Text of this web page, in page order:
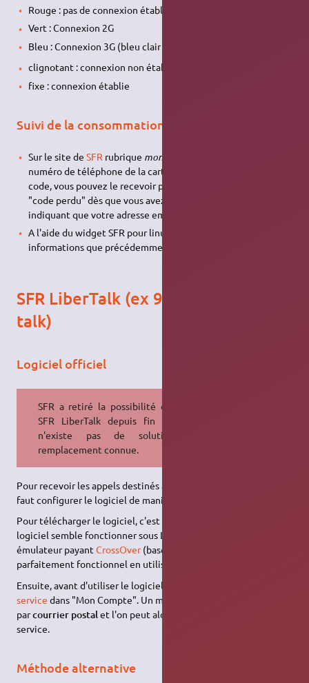
Rouge : pas de connexion établie
Vert : Connexion 2G
Bleu : Connexion 3G (bleu clair : 3G+)
clignotant : connexion non établie
fixe : connexion établie
Suivi de la consommation
Sur le site de SFR rubrique mon compte
numéro de téléphone de la carte SIM (si vous avez oublié le
code, vous pouvez le recevoir par SMS en cliquant sur le lien
"code perdu" dès que vous avez reçu l'email de sfr vous
indiquant que votre adresse email a bien été enregistrée).
A l'aide du widget SFR pour linux proposé
informations que précédemment.
SFR LiberTalk (ex 9talk ou neuf
talk)
Logiciel officiel
SFR a retiré la possibilité d'utiliser
SFR LiberTalk depuis fin 2016. Il
n'existe pas de solution de
remplacement connue.
Pour recevoir les appels destinés arrivant sur votre Box
faut configurer le logiciel de manière adéquate.
Pour télécharger le logiciel, c'est
logiciel semble fonctionner sous Linux avec le pseudo-
émulateur payantCrossOver(basé sur
parfaitement fonctionnel en utilisant
Ensuite, avant d'utiliser le logiciel, il faut au préalable
service dans "Mon Compte". Un mot de passe est alors envoyé
parcourrier postalet l'on peut alors s'identifier et utiliser le
service.
Méthode alternative